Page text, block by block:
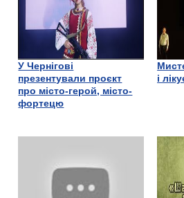
У Чернігові
презентували проєкт
про місто-герой, місто-
фортецю
і